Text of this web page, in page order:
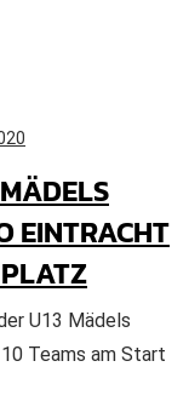
EINTRACHT
U13 Mädels
Teams am Start